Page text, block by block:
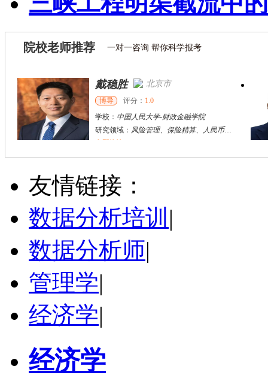
院校老师推荐 一对一咨询 帮你科学报考
戴稳胜 北京市
博导 评分： 1.0
学校： 中国人民大学-财政金融学院
研究领域： 风险管理、保险精算、人民币国际化
立即咨询
陈传红 武汉市
硕导
学校：中南民族大学
立即咨询
戴稳胜 北京市
博导 评分： 1.0
学校：中国人民大学
研究领域：
立即咨询
友情链接：
数据分析培训 |
数据分析师|
管理学|
经济学|
经济学